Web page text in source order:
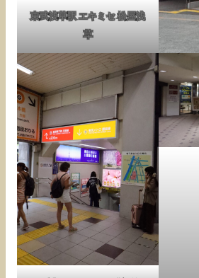
東武浅草駅 エキミセ 松屋浅
草